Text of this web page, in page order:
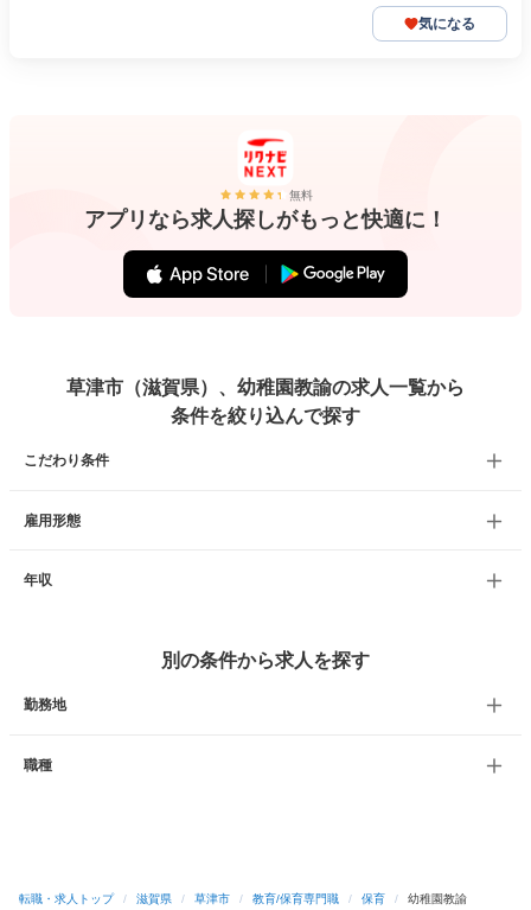
気になる
無料
アプリなら求人探しがもっと快適に！
草津市（滋賀県）、幼稚園教諭の求人一覧から
条件を絞り込んで探す
こだわり条件
雇用形態
年収
別の条件から求人を探す
勤務地
職種
転職・求人トップ / 滋賀県 / 草津市 / 教育/保育専門職 / 保育 / 幼稚園教諭